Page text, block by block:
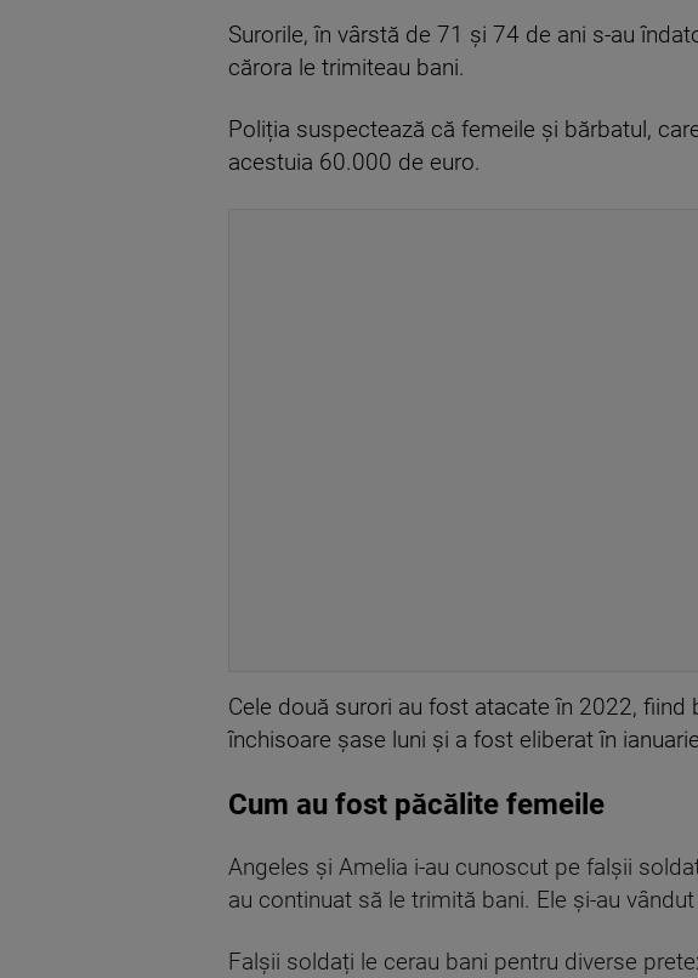
Surorile, în vârstă de 71 și 74 de ani s-au
cărora le trimiteau bani.
Poliția suspectează că femeile și bărbatul,
acestuia 60.000 de euro.
Cele două surori au fost atacate în 2022,
închisoare șase luni și a fost eliberat în
Cum au fost păcălite femeile
Angeles și Amelia i-au cunoscut pe falșii
au continuat să le trimită bani. Ele și-au
Falșii soldați le cerau bani pentru diverse